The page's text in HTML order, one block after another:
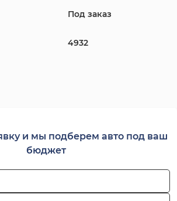
Под заказ
4932
и мы подберем авто под ваш
бюджет